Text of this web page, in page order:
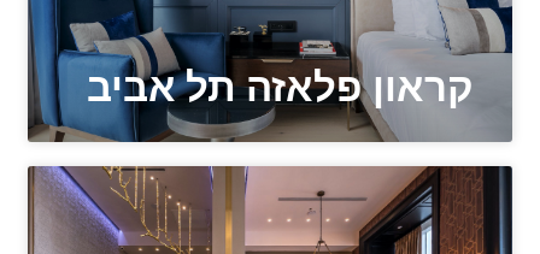
קראון פלאזה תל אביב